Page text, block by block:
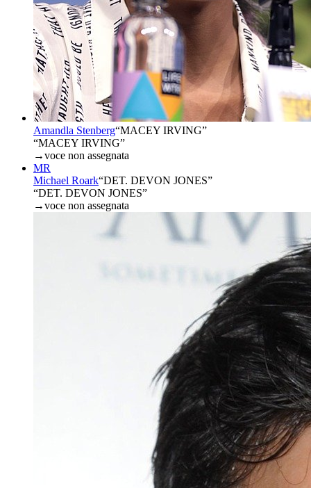
Amandla Stenberg“MACEY IRVING”
“MACEY IRVING”
→voce non assegnata
MR
Michael Roark“DET. DEVON JONES”
“DET. DEVON JONES”
→voce non assegnata